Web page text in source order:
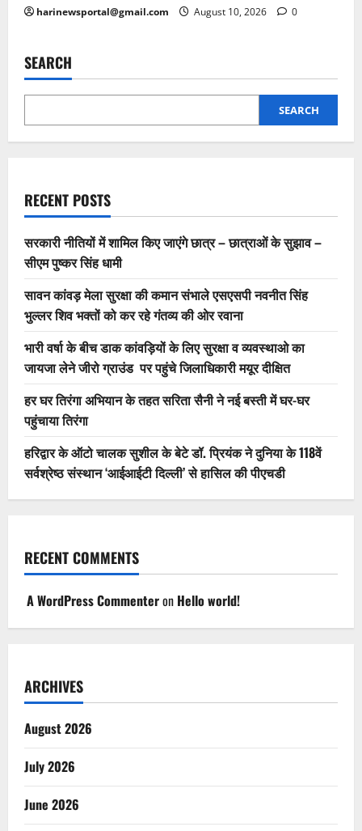
harinewsportal@gmail.com August 10, 2026 0
SEARCH
SEARCH
RECENT POSTS
सरकारी नीतियों में शामिल किए जाएंगे छात्र – छात्राओं के सुझाव –
सीएम पुष्कर सिंह धामी
सावन कांवड़ मेला सुरक्षा की कमान संभाले एसएसपी नवनीत सिंह
भुल्लर शिव भक्तों को कर रहे गंतव्य की ओर रवाना
भारी वर्षा के बीच डाक कांवड़ियों के लिए सुरक्षा व व्यवस्थाओ का
जायजा लेने जीरो ग्राउंड पर पहुंचे जिलाधिकारी मयूर दीक्षित
हर घर तिरंगा अभियान के तहत सरिता सैनी ने नई बस्ती में घर-घर
पहुंचाया तिरंगा
हरिद्वार के ऑटो चालक सुशील के बेटे डॉ. प्रियंक ने दुनिया के 118वें
सर्वश्रेष्ठ संस्थान ‘आईआईटी दिल्ली’ से हासिल की पीएचडी
RECENT COMMENTS
A WordPress Commenteron Hello world!
ARCHIVES
August 2026
July 2026
June 2026